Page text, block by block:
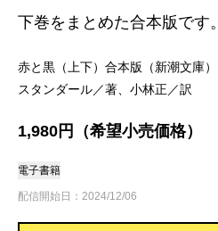
下巻をまとめた合本版です。
赤と黒（上下）合本版（新潮文庫）
スタンダール／著、小林正／訳
1,980円（希望小売価格）
電子書籍
配信開始日：2024/12/06